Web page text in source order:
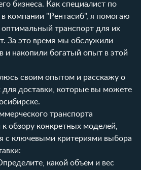
бизнеса. Как специалист по
компании "Рентасиб", я помогаю
транспорт для их
За это время мы обслужили
и накопили богатый опыт в этой
своим опытом и расскажу о
для доставки, которые вы можете
транспорта
обзору конкретных моделей,
с ключевыми критериями выбора
какой объем и вес